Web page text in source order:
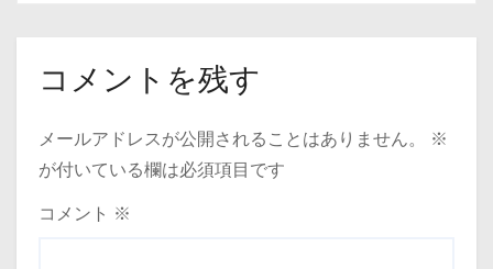
ゲ
シ
ョ
コメントを残す
メールアドレスが公開されることはありません。
※
が付いている欄は必須項目です
コメント ※